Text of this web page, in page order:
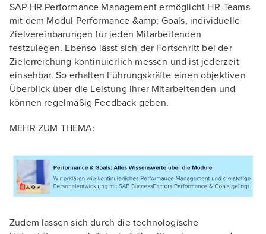
SAP HR Performance Management ermöglicht HR-Teams
mit dem Modul Performance &amp; Goals, individuelle
Zielvereinbarungen für jeden Mitarbeitenden
festzulegen. Ebenso lässt sich der Fortschritt bei der
Zielerreichung kontinuierlich messen und ist jederzeit
einsehbar. So erhalten Führungskräfte einen objektiven
Überblick über die Leistung ihrer Mitarbeitenden und
können regelmäßig Feedback geben.
MEHR ZUM THEMA:
Zudem lassen sich durch die technologische